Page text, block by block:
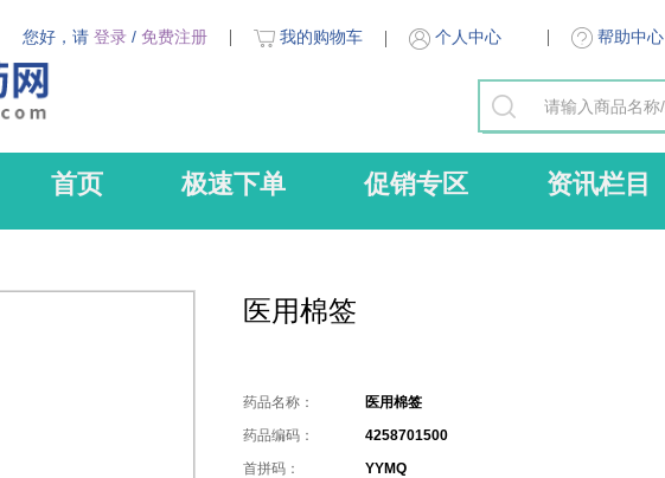
您好，请 登录 / 免费注册 我的购物车 个人中心 帮助中心
首页 极速下单 促销专区 资讯栏目
医用棉签
药品名称： 医用棉签
药品编码：
4258701500
首拼码：
YYMQ